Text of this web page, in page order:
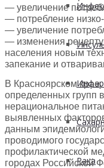
Рака
— увеличение
— потребление
— увеличение
— изменения
населения новым
запекание и
В Красноярском
определенных групп
нерациональное
выявленных
данным
проводимого
профилактической
городах Российской